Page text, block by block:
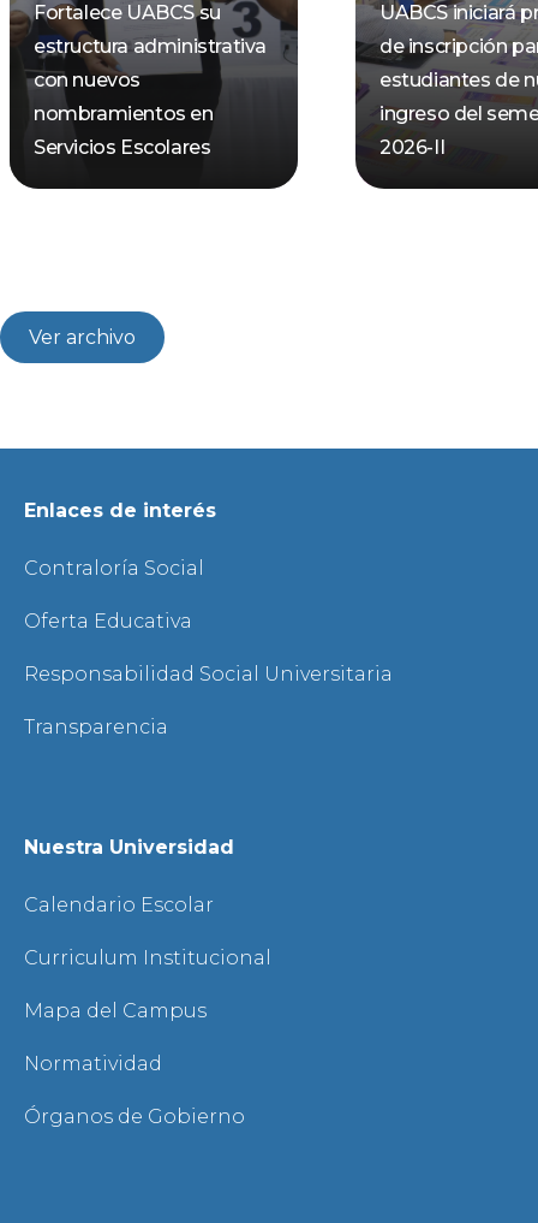
Fortalece UABCS su
estructura administrativa
con nuevos
nombramientos en
Servicios Escolares
UABCS iniciará
de inscripción
estudiantes de
ingreso del
2026-II
Ver archivo
Enlaces de interés
Contraloría Social
Oferta Educativa
Responsabilidad Social Universitaria
Transparencia
Nuestra Universidad
Calendario Escolar
Curriculum Institucional
Mapa del Campus
Normatividad
Órganos de Gobierno